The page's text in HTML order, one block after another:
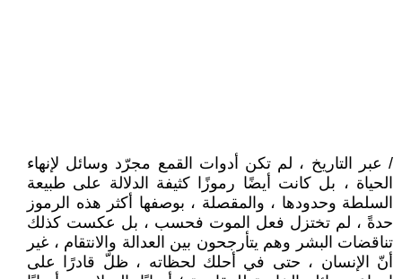
/ عبر التاريخ ، لم تكن أدوات القمع مجرّد وسائل لإنهاء
الحياة ، بل كانت أيضًا رموزًا كثيفة الدلالة على طبيعة
السلطة وحدودها ، والمقصلة ، بوصفها أكثر هذه الرموز
حدةً ، لم تختزل فعل الموت فحسب ، بل عكست كذلك
تناقضات البشر وهم يتأرجحون بين العدالة والانتقام ، غير
أنّ الإنسان ، حتى في أحلك لحظاته ، ظلّ قادرًا على